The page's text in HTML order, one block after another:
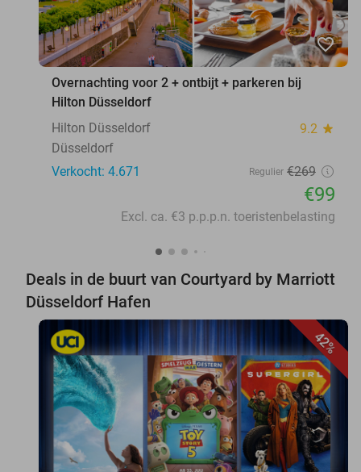
favorite_border
Overnachting voor 2 + ontbijt + parkeren bij
Hilton Düsseldorf
Hilton Düsseldorf
9.2 star
Düsseldorf
Verkocht: 4.671
Regulier €269
€99
Excl. ca. €3 p.p.p.n. toeristenbelasting
Deals in de buurt van Courtyard by Marriott
Düsseldorf Hafen
42%